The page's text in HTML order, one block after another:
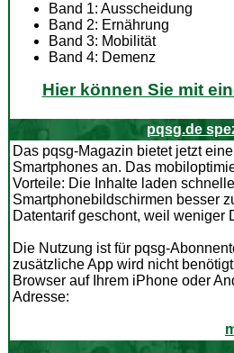
Band 1: Ausscheidung
Band 2: Ernährung
Band 3: Mobilität
Band 4: Demenz
Hier können Sie mit
pqsg.de
Das pqsg-Magazin bietet jetzt
Smartphones an. Das
Vorteile: Die Inhalte laden
Smartphonebildschirmen besser
Datentarif geschont, weil weniger
Die Nutzung ist für pqsg-
zusätzliche App wird nicht
Browser auf Ihrem iPhone oder
Adresse: